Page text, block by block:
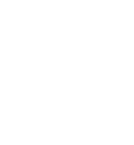
¿Qué análisis hacéis de la
Se ha convertido en un
diciendo así y en las
la sociedad actualmente